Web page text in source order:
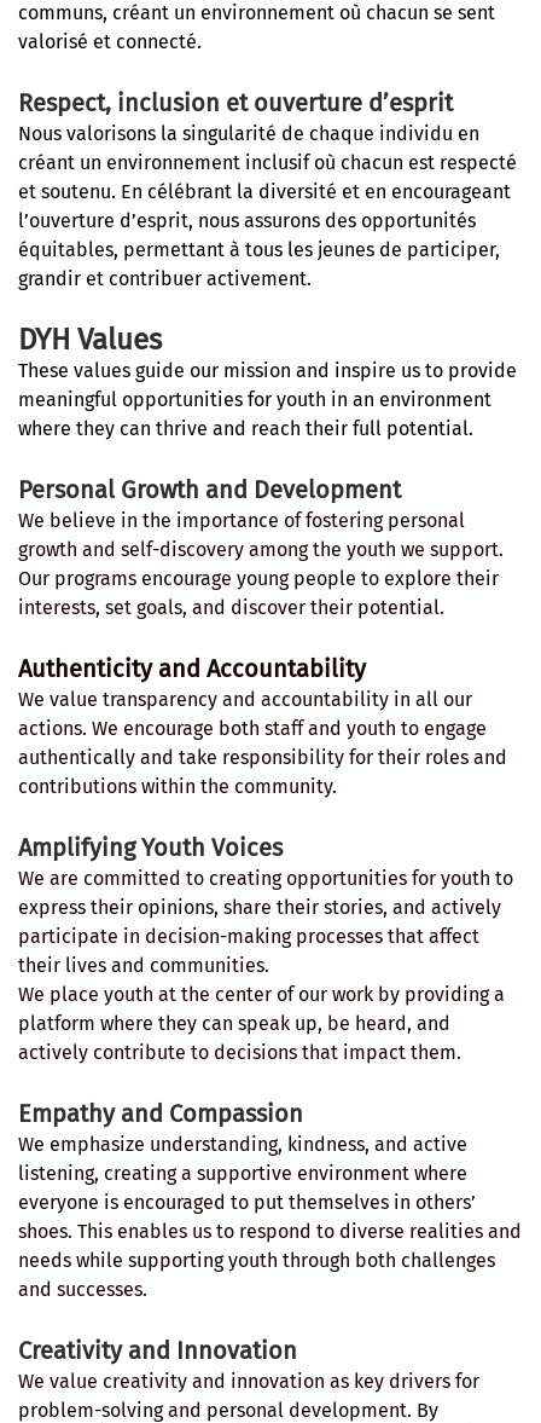
communs, créant un environnement où chacun se sent
valorisé et connecté.
Respect, inclusion et ouverture d’esprit
Nous valorisons la singularité de chaque individu en
créant un environnement inclusif où chacun est respecté
et soutenu. En célébrant la diversité et en encourageant
l’ouverture d’esprit, nous assurons des opportunités
équitables, permettant à tous les jeunes de participer,
grandir et contribuer activement.
DYH Values
These values guide our mission and inspire us to provide
meaningful opportunities for youth in an environment
where they can thrive and reach their full potential.
Personal Growth and Development
We believe in the importance of fostering personal
growth and self-discovery among the youth we support.
Our programs encourage young people to explore their
interests, set goals, and discover their potential.
Authenticity and Accountability
We value transparency and accountability in all our
actions. We encourage both staff and youth to engage
authentically and take responsibility for their roles and
contributions within the community.
Amplifying Youth Voices
We are committed to creating opportunities for youth to
express their opinions, share their stories, and actively
participate in decision-making processes that affect
their lives and communities.
We place youth at the center of our work by providing a
platform where they can speak up, be heard, and
actively contribute to decisions that impact them.
Empathy and Compassion
We emphasize understanding, kindness, and active
listening, creating a supportive environment where
everyone is encouraged to put themselves in others’
shoes. This enables us to respond to diverse realities and
needs while supporting youth through both challenges
and successes.
Creativity and Innovation
We value creativity and innovation as key drivers for
problem-solving and personal development. By